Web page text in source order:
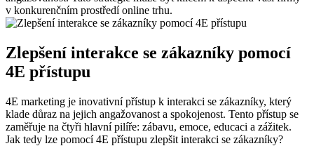
v konkurenčním prostředí online trhu.
Zlepšení interakce se zákazníky pomocí
4E přístupu
4E marketing je inovativní přístup k interakci se zákazníky, který
klade důraz na jejich angažovanost a spokojenost. Tento přístup se
zaměřuje na čtyři hlavní pilíře: zábavu, emoce, educaci a zážitek.
Jak tedy lze pomocí 4E přístupu zlepšit interakci se zákazníky?